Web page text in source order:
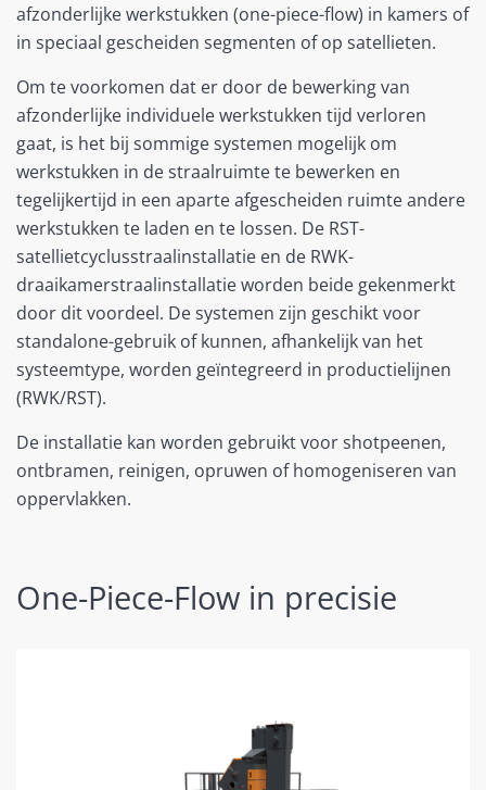
afzonderlijke werkstukken (one-piece-flow) in kamers of
in speciaal gescheiden segmenten of op satellieten.
Om te voorkomen dat er door de bewerking van
afzonderlijke individuele werkstukken tijd verloren
gaat, is het bij sommige systemen mogelijk om
werkstukken in de straalruimte te bewerken en
tegelijkertijd in een aparte afgescheiden ruimte andere
werkstukken te laden en te lossen. De RST-
satellietcyclusstraalinstallatie en de RWK-
draaikamerstraalinstallatie worden beide gekenmerkt
door dit voordeel. De systemen zijn geschikt voor
standalone-gebruik of kunnen, afhankelijk van het
systeemtype, worden geïntegreerd in productielijnen
(RWK/RST).
De installatie kan worden gebruikt voor shotpeenen,
ontbramen, reinigen, opruwen of homogeniseren van
oppervlakken.
One-Piece-Flow in precisie